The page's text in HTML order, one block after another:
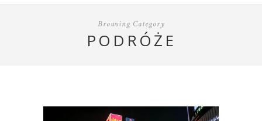
Browsing Category
PODRÓŻE